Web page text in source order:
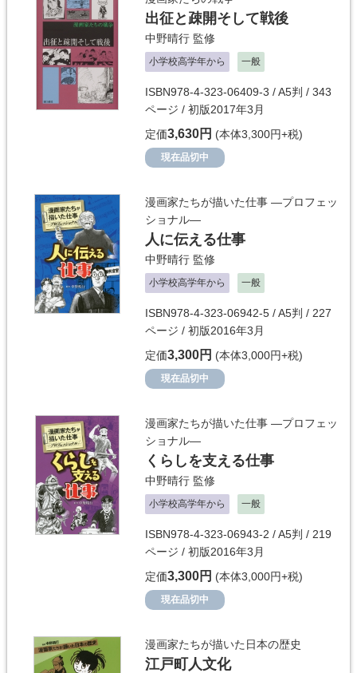
出征と疎開そして戦後
中野晴行 監修
小学校高学年から 一般
ISBN978-4-323-06409-3 / A5判 / 343
ページ / 初版2017年3月
定価3,630円 (本体3,300円+税)
現在品切中
漫画家たちが描いた仕事 ―プロフェッ
ショナル―
人に伝える仕事
中野晴行 監修
小学校高学年から 一般
ISBN978-4-323-06942-5 / A5判 / 227
ページ / 初版2016年3月
定価3,300円 (本体3,000円+税)
現在品切中
漫画家たちが描いた仕事 ―プロフェッ
ショナル―
くらしを支える仕事
中野晴行 監修
小学校高学年から 一般
ISBN978-4-323-06943-2 / A5判 / 219
ページ / 初版2016年3月
定価3,300円 (本体3,000円+税)
現在品切中
漫画家たちが描いた日本の歴史
江戸町人文化